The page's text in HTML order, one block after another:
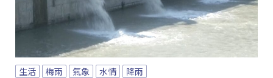
生活 梅雨 氣象 水情 降雨